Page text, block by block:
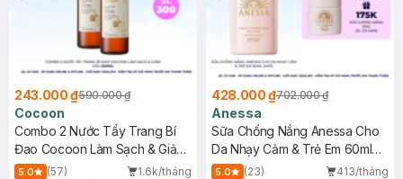
243.000 ₫590.000 ₫
Cocoon
Combo 2 Nước Tẩy Trang Bí
Đao Cocoon Làm Sạch & Giảm
Dầu 500ml
5.0 (57)
1.6k/tháng
428.000 ₫702.000 ₫
Anessa
Sữa Chống Nắng Anessa Cho
Da Nhạy Cảm & Trẻ Em 60ml
(Mới)
5.0 (23)
413/tháng